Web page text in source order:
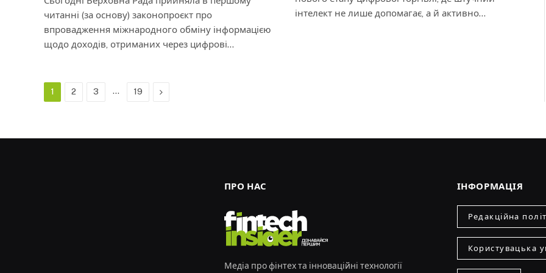
читанні (за основу) законопроєкт про
впровадження міжнародного обміну інформацією
щодо доходів, отриманих через цифрові…
інтелект не лише допомагає, а й активно…
1 2 3 … 19 Next
ПРО НАС
Медіа про фінтех та інноваційні технології
ІНФОРМАЦІЯ
Редакційна
Користувацька